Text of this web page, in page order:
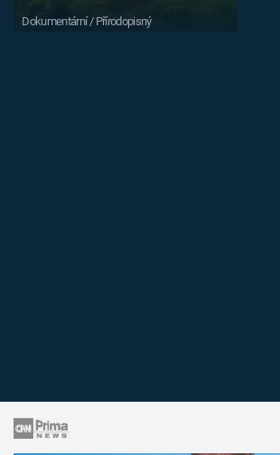
Dokumentární / Přírodopisný